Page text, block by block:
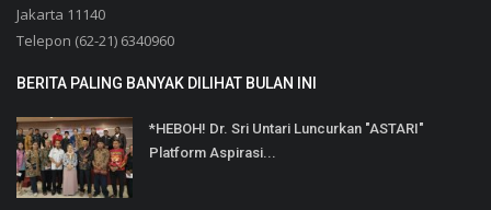
Jakarta 11140
Telepon (62-21) 6340960
BERITA PALING BANYAK DILIHAT BULAN INI
*HEBOH! Dr. Sri Untari Luncurkan "ASTARI"
Platform Aspirasi...